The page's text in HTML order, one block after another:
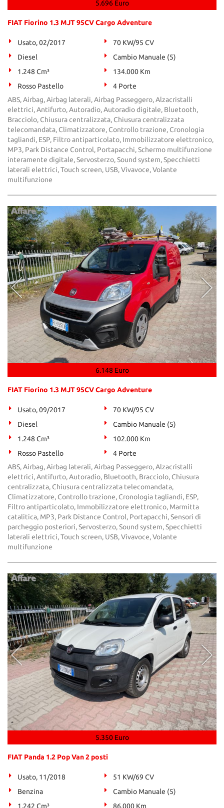
5.696 Euro
FIAT Fiorino 1.3 MJT 95CV Cargo Adventure
Usato, 02/2017
70 KW/95 CV
Diesel
Cambio Manuale (5)
1.248 Cm³
134.000 Km
Rosso Pastello
4 Porte
ABS, Airbag, Airbag laterali, Airbag Passeggero, Alzacristalli
elettrici, Antifurto, Autoradio, Autoradio digitale, Bluetooth,
Bracciolo, Chiusura centralizzata, Chiusura centralizzata
telecomandata, Climatizzatore, Controllo trazione, Cronologia
tagliandi, ESP, Filtro antiparticolato, Immobilizzatore elettronico,
MP3, Park Distance Control, Portapacchi, Schermo multifunzione
interamente digitale, Servosterzo, Sound system, Specchietti
laterali elettrici, Touch screen, USB, Vivavoce, Volante
multifunzione
6.148 Euro
FIAT Fiorino 1.3 MJT 95CV Cargo Adventure
Usato, 09/2017
70 KW/95 CV
Diesel
Cambio Manuale (5)
1.248 Cm³
102.000 Km
Rosso Pastello
4 Porte
ABS, Airbag, Airbag laterali, Airbag Passeggero, Alzacristalli
elettrici, Antifurto, Autoradio, Bluetooth, Bracciolo, Chiusura
centralizzata, Chiusura centralizzata telecomandata,
Climatizzatore, Controllo trazione, Cronologia tagliandi, ESP,
Filtro antiparticolato, Immobilizzatore elettronico, Marmitta
catalitica, MP3, Park Distance Control, Portapacchi, Sensori di
parcheggio posteriori, Servosterzo, Sound system, Specchietti
laterali elettrici, Touch screen, USB, Vivavoce, Volante
multifunzione
5.350 Euro
FIAT Panda 1.2 Pop Van 2 posti
Usato, 11/2018
51 KW/69 CV
Benzina
Cambio Manuale (5)
1.242 Cm³
86.000 Km